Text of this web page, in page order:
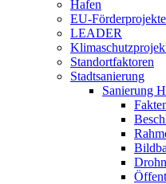
Hafen
EU-Förderprojekte
LEADER
Standortfaktoren
Stadtsanierung
Sanierung